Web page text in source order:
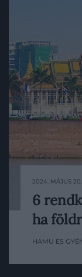
Az
a
biztosan
2024. MÁJUS
6
ha
HAMU ÉS